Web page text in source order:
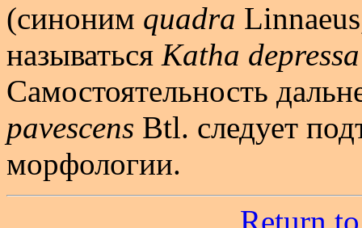
(синоним quadra
называться Katha depressa
Самостоятельность
pavescens Btl. следует
морфологии.